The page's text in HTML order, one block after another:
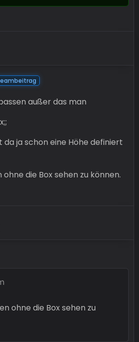
außer das man
ja schon eine Höhe definiert
ohne die Box sehen zu können.
ohne die Box sehen zu